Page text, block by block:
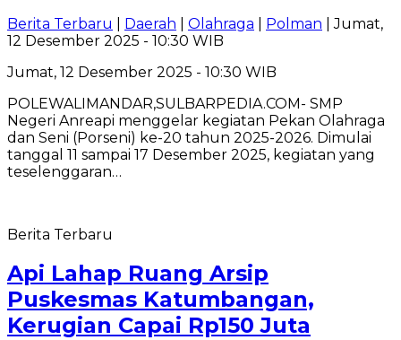
Berita Terbaru Daerah Olahraga Polman | Jumat,
12 Desember 2025 - 10:30 WIB
Jumat, 12 Desember 2025 - 10:30 WIB
POLEWALIMANDAR,SULBARPEDIA.COM- SMP
Negeri Anreapi menggelar kegiatan Pekan Olahraga
dan Seni (Porseni) ke-20 tahun 2025-2026. Dimulai
tanggal 11 sampai 17 Desember 2025, kegiatan yang
teselenggaran…
Berita Terbaru
Api Lahap Ruang Arsip
Puskesmas Katumbangan,
Kerugian Capai Rp150 Juta